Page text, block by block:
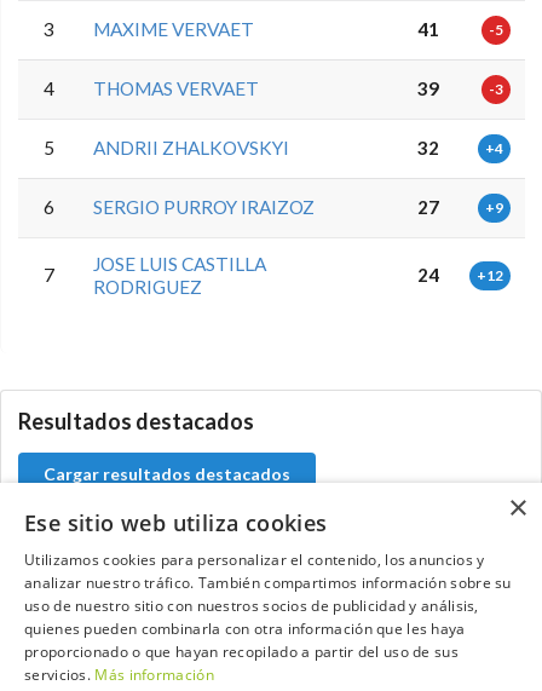
3 MAXIME VERVAET 41 -5
4 THOMAS VERVAET 39 -3
5 ANDRII ZHALKOVSKYI 32 +4
6 SERGIO PURROY IRAIZOZ 27 +9
7
JOSE LUIS CASTILLA
RODRIGUEZ
24 +12
Resultados destacados
Cargar resultados destacados
Contacta con el equipo de NextCaddy
Opina Contacta
×
Ese sitio web utiliza cookies
Utilizamos cookies para personalizar el contenido, los anuncios y
analizar nuestro tráfico. También compartimos información sobre su
uso de nuestro sitio con nuestros socios de publicidad y análisis,
quienes pueden combinarla con otra información que les haya
proporcionado o que hayan recopilado a partir del uso de sus
servicios. Más información